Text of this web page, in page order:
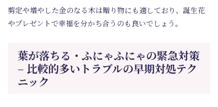
剪定や増やした金のなる木は贈り物にも適しており、誕生花
やプレゼントで幸福を分かち合うのも良いでしょう。
葉が落ちる・ふにゃふにゃの緊急対策
– 比較的多いトラブルの早期対処テク
ニック